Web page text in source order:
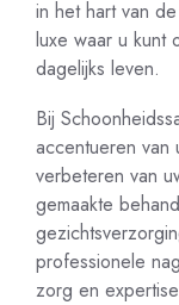
in het hart van
luxe waar u kunt
dagelijks leven.
Bij
accentueren van
verbeteren van
gemaakte
professionele
zorg en